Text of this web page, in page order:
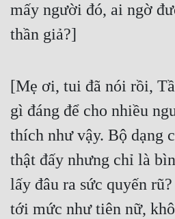
mấy người đó, ai ngờ
thần giả?]
[Mẹ ơi, tui đã nói rồi,
gì đáng để cho nhiều
thích như vậy. Bộ dạng
thật đấy nhưng chỉ là
lấy đâu ra sức quyến
tới mức như tiên nữ,